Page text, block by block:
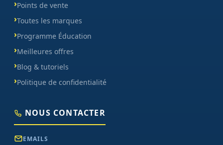
Points de vente
Toutes les marques
Programme Éducation
Meilleures offres
Blog & tutoriels
Politique de confidentialité
NOUS CONTACTER
EMAILS